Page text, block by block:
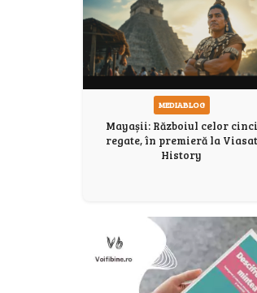
MEDIABLOG
Mayașii: Războiul celor cinci
regate, în premieră la Viasat
History